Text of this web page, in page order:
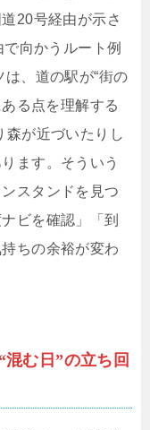
20号経由が示さ
向かうルート例
、道の駅が“街の
る点を理解する
森が近づいたりし
ます。そういう
スタンドを見つ
ビを確認」「到
ちの余裕が変わ
混む日”の立ち回